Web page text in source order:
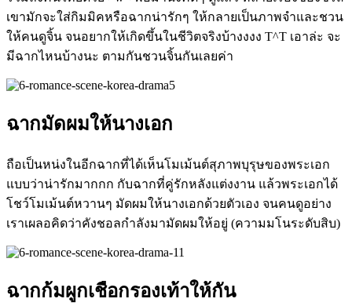
เขามักจะใส่กิมมิคหรือฉากน่ารักๆ ให้กลายเป็นภาพจำและชวน
ให้คนดูจิ้น จนอยากให้เกิดขึ้นในชีวิตจริงบ้างงงง T^T เอาล่ะ จะ
มีฉากไหนบ้างนะ ตามกันชวนจิ้นกันเลยค่า
ฉากมัดผมให้นางเอก
ถือเป็นหน่งในอีกฉากที่ได้เห็นโมเม้นต์สุภาพบุรุษของพระเอก
แบบว่าน่ารักมากกก กับฉากที่คู่รักหลังแต่งงาน แล้วพระเอกได้
โชว์โมเม้นต์หวานๆ มัดผมให้นางเอกด้วยตัวเอง จนคนดูอย่าง
เราเผลอคิดว่าคังชอลกำลังมามัดผมให้อยู่ (ความมโนระดับสิบ)
ฉากก้มผูกเชือกรองเท้าให้กัน